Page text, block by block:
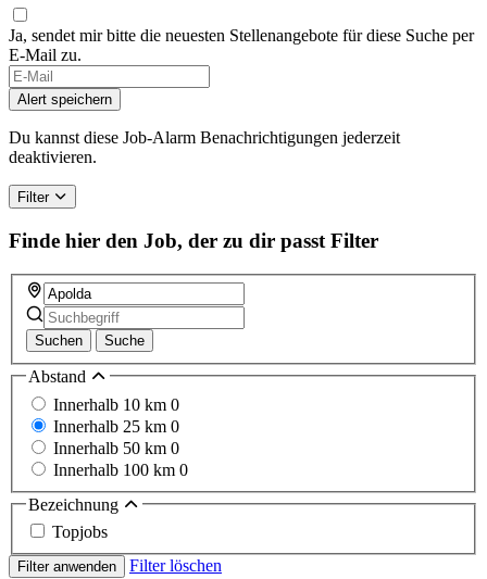
Ja, sendet mir bitte die neuesten Stellenangebote für diese Suche per
E-Mail zu.
If
you
are
a
human,
this
field
Alert speichern
Du kannst diese Job-Alarm Benachrichtigungen jederzeit
deaktivieren.
Filter
Finde hier den Job, der zu dir passt Filter
Suchen Suche
Abstand
Innerhalb 10 km 0
Innerhalb 25 km 0
Innerhalb 50 km 0
Innerhalb 100 km 0
Bezeichnung
Topjobs
Filter anwenden
Filter löschen